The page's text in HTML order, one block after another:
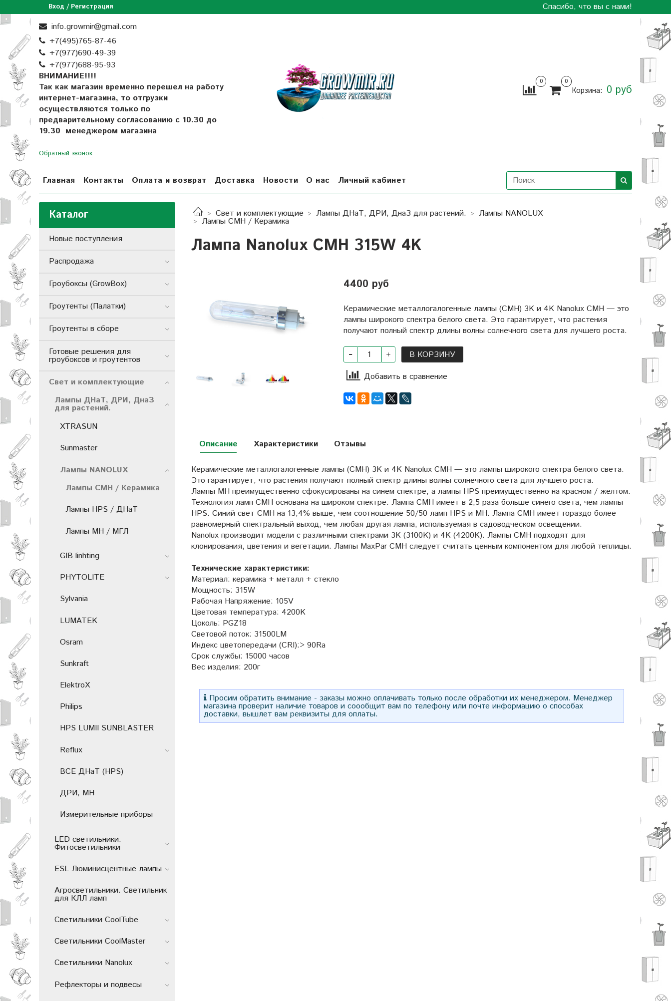
Вход / Регистрация
Спасибо, что вы с нами!
info.growmir@gmail.com
+7(495)765-87-46
+7(977)690-49-39
+7(977)688-95-93
ВНИМАНИЕ!!!!
Так как магазин временно перешел на работу
интернет-магазина, то отгрузки
осуществляются только по
предварительному согласованию с 10.30 до
19.30 менеджером магазина
Обратный звонок
0 0
Корзина: 0 руб
Главная Контакты Оплата и возврат Доставка Новости О нас Личный кабинет
Свет и комплектующие Лампы ДНаТ, ДРИ, ДнаЗ для растений. Лампы NANOLUX
Лампы CMH / Керамика
Лампа Nanolux CMH 315W 4K
4400 руб
Керамические металлогалогенные лампы (CMH) 3K и 4K Nanolux CMH — это
лампы широкого спектра белого света. Это гарантирует, что растения
получают полный спектр длины волны солнечного света для лучшего роста.
В КОРЗИНУ
Добавить в сравнение
Описание
Керамические металлогалогенные лампы (CMH) 3K и 4K Nanolux CMH — это лампы широкого спектра белого света.
Это гарантирует, что растения получают полный спектр длины волны солнечного света для лучшего роста.
Лампы MH преимущественно сфокусированы на синем спектре, а лампы HPS преимущественно на красном / желтом.
Технология ламп CMH основана на широком спектре. Лампа CMH имеет в 2,5 раза больше синего света, чем лампы
HPS. Синий свет CMH на 13,4% выше, чем соотношение 50/50 ламп HPS и MH. Лампа CMH имеет гораздо более
равномерный спектральный выход, чем любая другая лампа, используемая в садоводческом освещении.
Nanolux производит модели с различными спектрами 3K (3100K) и 4K (4200K). Лампы CMH подходят для
клонирования, цветения и вегетации. Лампы MaxPar CMH следует считать ценным компонентом для любой теплицы.
Технические характеристики:
Материал: керамика + металл + стекло
Мощность: 315W
Рабочая Напряжение: 105V
Цветовая температура: 4200K
Цоколь: PGZ18
Световой поток: 31500LM
Индекс цветопередачи (CRI):> 90Ra
Срок службы: 15000 часов
Вес изделия: 200г
Характеристики Отзывы
Просим обратить внимание - заказы можно оплачивать только после обработки их менеджером. Менеджер
магазина проверит наличие товаров и соообщит вам по телефону или почте информацию о способах
доставки, вышлет вам реквизиты для оплаты.
Каталог
Новые поступления
Распродажа
Гроубоксы (GrowBox)
Гроутенты (Палатки)
Гроутенты в сборе
Готовые решения для
гроубоксов и гроутентов
Свет и комплектующие
Лампы ДНаТ, ДРИ, ДнаЗ
для растений.
XTRASUN
Sunmaster
Лампы NANOLUX
Лампы CMH / Керамика
Лампы HPS / ДНаТ
Лампы MH / МГЛ
GIB linhting
PHYTOLITE
Sylvania
LUMATEK
Osram
Sunkraft
ElektroX
Philips
HPS LUMII SUNBLASTER
Reflux
ВСЕ ДНаТ (HPS)
ДРИ, MH
Измерительные приборы
LED светильники.
Фитосветильники
ESL Люминисцентные лампы
Агросветильники. Светильник
для КЛЛ ламп
Светильники СoolTube
Светильники CoolMaster
Светильники Nanolux
Рефлекторы и подвесы